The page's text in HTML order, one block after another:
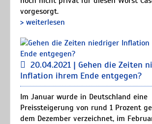
vorgesorgt.
> weiterlesen
20.04.2021 | Gehen die Zeiten
Inflation ihrem Ende entgegen?
Im Januar wurde in Deutschland eine
Preissteigerung von rund 1 Prozent
dem Dezember verzeichnet, im